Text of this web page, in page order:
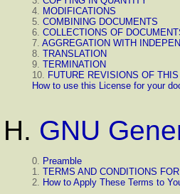
4. MODIFICATIONS
5. COMBINING DOCUMENTS
6. COLLECTIONS OF
7. AGGREGATION WITH
8. TRANSLATION
9. TERMINATION
10. FUTURE REVISIONS OF
How to use this License for your
H. GNU
0.
Preamble
1. TERMS AND CONDITIONS
2.
How to Apply These Terms to